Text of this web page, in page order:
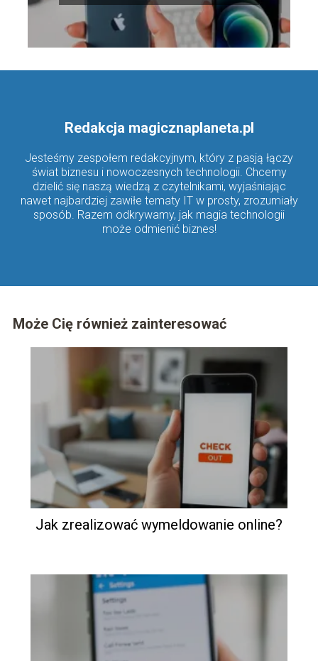
Redakcja magicznaplaneta.pl
Jesteśmy zespołem redakcyjnym, który z pasją łączy
świat biznesu i nowoczesnych technologii. Chcemy
dzielić się naszą wiedzą z czytelnikami, wyjaśniając
nawet najbardziej zawiłe tematy IT w prosty, zrozumiały
sposób. Razem odkrywamy, jak magia technologii
może odmienić biznes!
Może Cię również zainteresować
Jak zrealizować wymeldowanie online?